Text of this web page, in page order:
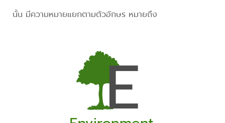
นั้น มีความหมายแยกตามตัวอักษร หมายถึง